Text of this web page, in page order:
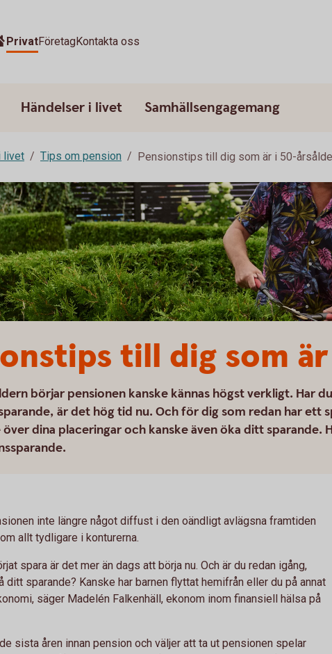
PrivatFöretagKontakta oss
Händelser i livet Samhällsengagemang
livet Tips om pension Pensionstips till dig som är i 50-
till dig som
börjar pensionen kanske kännas högst verkligt. Har
är det hög tid nu. Och för dig som redan har ett
över dina placeringar och kanske även öka ditt sparande.
inte längre något diffust i den oändligt avlägsna framtiden
allt tydligare i konturerna.
spara är det mer än dags att börja nu. Och är du redan igång,
ditt sparande? Kanske har barnen flyttat hemifrån eller du på annat
säger Madelén Falkenhäll, ekonom inom finansiell hälsa på
sista åren innan pension och väljer att ta ut pensionen spelar